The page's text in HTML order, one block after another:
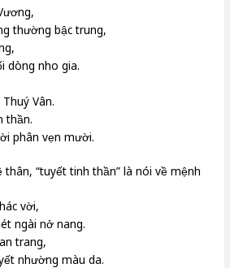
thường bậc trung,
dòng nho gia.
Vân.
thần.
phân vẹn mười.
thân, “tuyết tinh thần” là nói về mệnh
vời,
ngài nở nang.
trang,
nhường màu da.